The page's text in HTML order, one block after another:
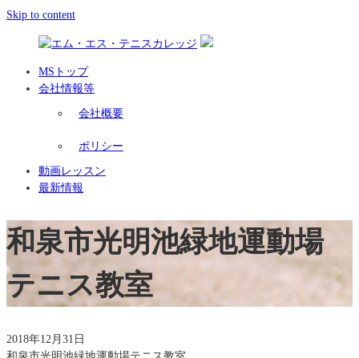
Skip to content
MSトップ
会社情報等
会社概要
ポリシー
動画レッスン
最新情報
和泉市光明池緑地運動場
テニス教室
2018年12月31日